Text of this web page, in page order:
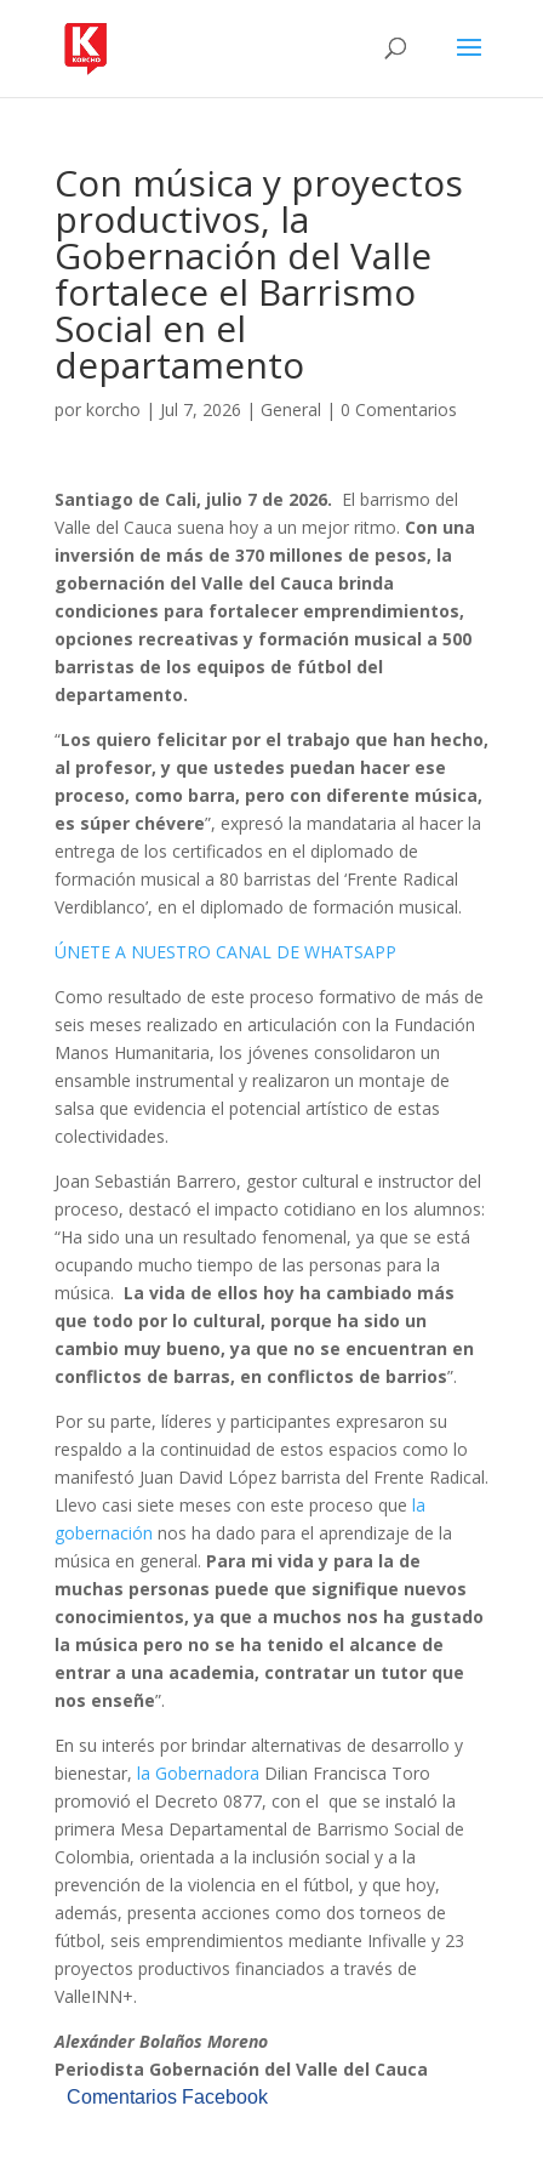
Con música y proyectos
productivos, la
Gobernación del Valle
fortalece el Barrismo
Social en el
departamento
por korcho | Jul 7, 2026 | General | 0 Comentarios
Santiago de Cali, julio 7 de 2026. El barrismo del
Valle del Cauca suena hoy a un mejor ritmo. Con una
inversión de más de 370 millones de pesos, la
gobernación del Valle del Cauca brinda
condiciones para fortalecer emprendimientos,
opciones recreativas y formación musical a 500
barristas de los equipos de fútbol del
departamento.
“Los quiero felicitar por el trabajo que han hecho,
al profesor, y que ustedes puedan hacer ese
proceso, como barra, pero con diferente música,
es súper chévere”, expresó la mandataria al hacer la
entrega de los certificados en el diplomado de
formación musical a 80 barristas del ‘Frente Radical
Verdiblanco’, en el diplomado de formación musical.
ÚNETE A NUESTRO CANAL DE WHATSAPP
Como resultado de este proceso formativo de más de
seis meses realizado en articulación con la Fundación
Manos Humanitaria, los jóvenes consolidaron un
ensamble instrumental y realizaron un montaje de
salsa que evidencia el potencial artístico de estas
colectividades.
Joan Sebastián Barrero, gestor cultural e instructor del
proceso, destacó el impacto cotidiano en los alumnos:
“Ha sido una un resultado fenomenal, ya que se está
ocupando mucho tiempo de las personas para la
música. La vida de ellos hoy ha cambiado más
que todo por lo cultural, porque ha sido un
cambio muy bueno, ya que no se encuentran en
conflictos de barras, en conflictos de barrios”.
Por su parte, líderes y participantes expresaron su
respaldo a la continuidad de estos espacios como lo
manifestó Juan David López barrista del Frente Radical.
Llevo casi siete meses con este proceso que la
gobernación nos ha dado para el aprendizaje de la
música en general. Para mi vida y para la de
muchas personas puede que signifique nuevos
conocimientos, ya que a muchos nos ha gustado
la música pero no se ha tenido el alcance de
entrar a una academia, contratar un tutor que
nos enseñe”.
En su interés por brindar alternativas de desarrollo y
bienestar, la Gobernadora Dilian Francisca Toro
promovió el Decreto 0877, con el que se instaló la
primera Mesa Departamental de Barrismo Social de
Colombia, orientada a la inclusión social y a la
prevención de la violencia en el fútbol, y que hoy,
además, presenta acciones como dos torneos de
fútbol, seis emprendimientos mediante Infivalle y 23
proyectos productivos financiados a través de
ValleINN+.
Alexánder Bolaños Moreno
Periodista Gobernación del Valle del Cauca
Comentarios Facebook